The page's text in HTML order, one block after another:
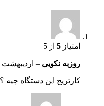
امتیاز 5 از 5
روزبه نکویی – اردیبهشت ۲۰, ۱۴۰۱
کارتریج این دستگاه چیه ؟